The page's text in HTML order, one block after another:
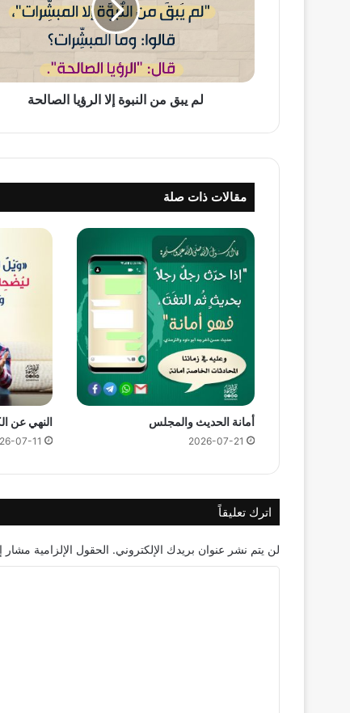
لم يبق من النبوة إلا الرؤيا الصالحة
مقالات ذات صلة
أمانة الحديث والمجلس
2026-07-21
النهي عن
07-11
اترك تعليقاً
لن يتم نشر عنوان بريدك الإلكتروني. الحقول الإلزامية مشار